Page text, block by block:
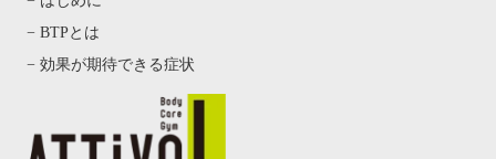
− BTPとは
− 効果が期待できる症状